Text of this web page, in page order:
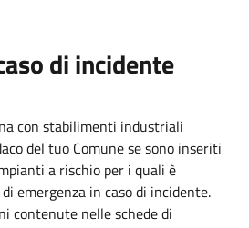
di incidente
con stabilimenti industriali
del tuo Comune se sono inseriti
a rischio per i quali è
emergenza in caso di incidente.
contenute nelle schede di